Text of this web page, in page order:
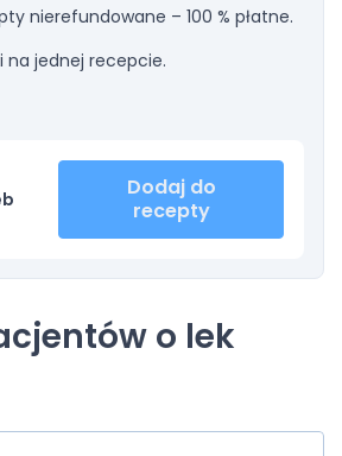
nierefundowane – 100 % płatne.
na jednej recepcie.
Dodaj do
recepty
o lek